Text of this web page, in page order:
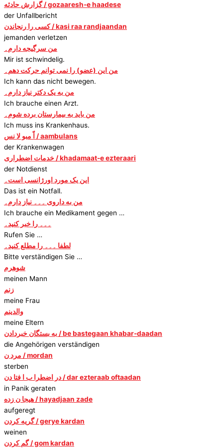
گزارش حادثه / gozaaresh-e haadese
der Unfallbericht
کسی را رنجاندن / kasi raa randjaandan
jemanden verletzen
من سرگیجه دارم۔
Mir ist schwindelig.
من این (عضو) را نمی توانم حرکت دهم۔
Ich kann das nicht bewegen.
من به یک دکتر نیاز دارم۔
Ich brauche einen Arzt.
من باید به بیمارستان برده شوم۔
Ich muss ins Krankenhaus.
اّ مبو لا نس / aambulans
der Krankenwagen
خدمات اضطراری / khadamaat-e ezteraari
der Notdienst
این یک مورد اورژانسی است۔
Das ist ein Notfall.
من به داروی ۔۔۔ نیاز دارم۔
Ich brauche ein Medikament gegen …
۔۔۔ را خبر کنید۔
Rufen Sie …
لطفا ۔۔۔ را مطلع کنید۔
Bitte verständigen Sie …
شوهرم
meinen Mann
زنم
meine Frau
والدینم
meine Eltern
به بستگان خبردادن / be bastegaan khabar-daadan
die Angehörigen verständigen
مرد ن / mordan
sterben
در اضطرا ب ا فتا دن / dar ezteraab oftaadan
in Panik geraten
هیجا ن زده / hayadjaan zade
aufgeregt
گریه کردن / gerye kardan
weinen
گم کردن / gom kardan